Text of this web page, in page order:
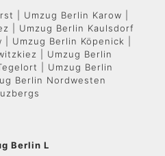
| Umzug Berlin Karow |
| Umzug Berlin Kaulsdorf
| Umzug Berlin Köpenick |
| Umzug Berlin
| Umzug Berlin
Berlin Nordwesten
Berlin L